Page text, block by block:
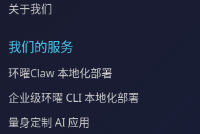
关于我们
我们的服务
环曜Claw 本地化部署
企业级环曜 CLI 本地化部署
量身定制 AI 应用